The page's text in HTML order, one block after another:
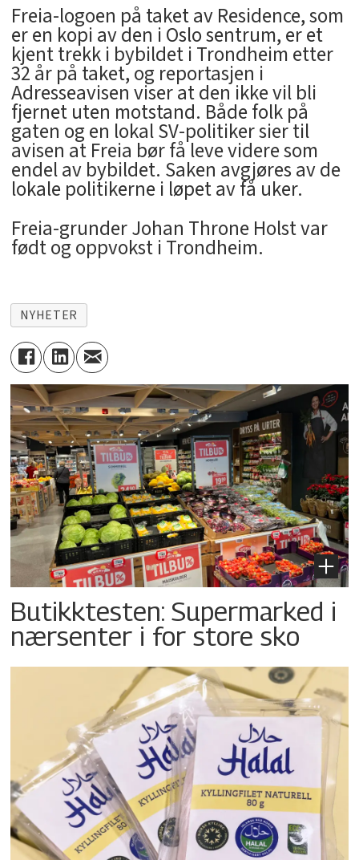
Freia-logoen på taket av Residence, som
er en kopi av den i Oslo sentrum, er et
kjent trekk i bybildet i Trondheim etter
32 år på taket, og reportasjen i
Adresseavisen viser at den ikke vil bli
fjernet uten motstand. Både folk på
gaten og en lokal SV-politiker sier til
avisen at Freia bør få leve videre som
endel av bybildet. Saken avgjøres av de
lokale politikerne i løpet av få uker.
Freia-grunder Johan Throne Holst var
født og oppvokst i Trondheim.
NYHETER
Butikktesten: Supermarked i
nærsenter i for store sko